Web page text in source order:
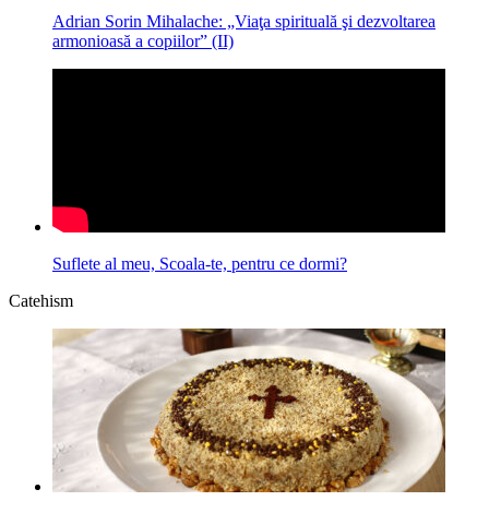
Adrian Sorin Mihalache: „Viaţa spirituală şi dezvoltarea
armonioasă a copiilor” (II)
Suflete al meu, Scoala-te, pentru ce dormi?
Catehism